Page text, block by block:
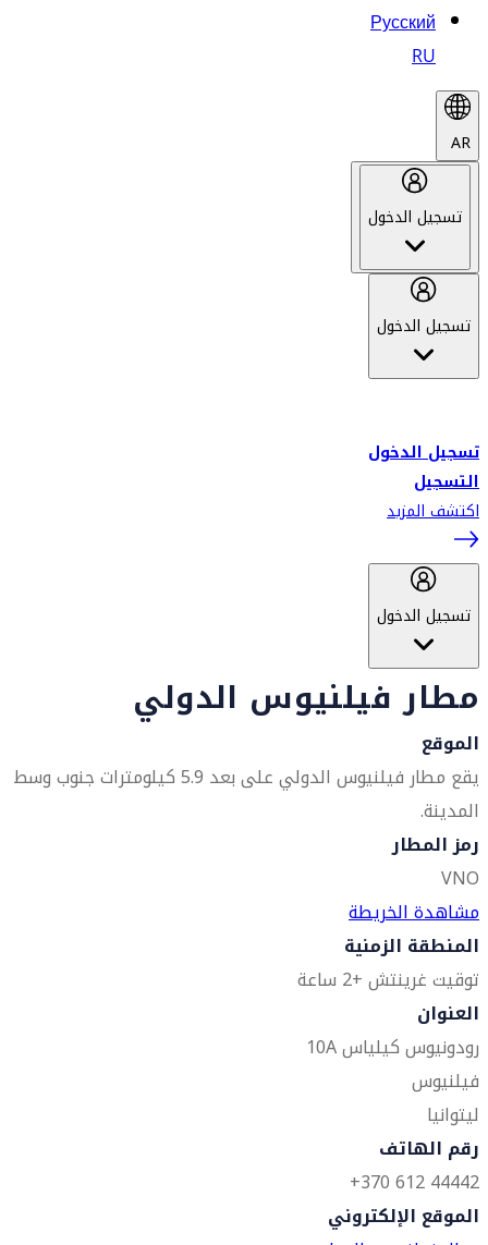
Русский
RU
AR
تسجيل الدخول
تسجيل الدخول
تسجيل الدخول
التسجيل
اكتشف المزيد
تسجيل الدخول
مطار فيلنيوس الدولي
الموقع
يقع مطار فيلنيوس الدولي على بعد 5.9 كيلومترات جنوب وسط
المدينة.
رمز المطار
VNO
مشاهدة الخريطة
المنطقة الزمنية
توقيت غرينتش +2 ساعة
العنوان
رودونيوس كيلياس 10A
فيلنيوس
ليتوانيا
رقم الهاتف
44442 612 370+
الموقع الإلكتروني